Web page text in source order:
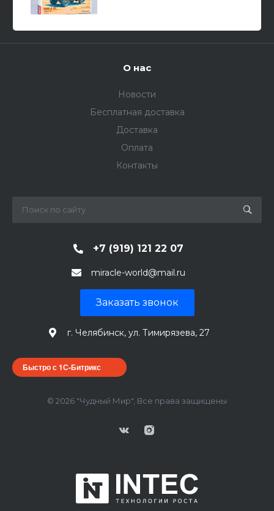
О нас
Новости
Бесплатная доставка
Доставка
Оплата
Контакты
+7 (919) 121 22 07
miracle-world@mail.ru
Заказать звонок
г. Челябинск, ул. Тимирязева, 27
Быстро с 1С-Битрикс
© 2026 "Чудный Мир", Все права защищены